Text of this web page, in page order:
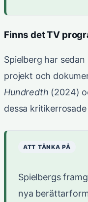
Finns det TV
Spielberg har
projekt och
Hundredth (2024)
dessa
ATT TÄNKA PÅ
Spielbergs
nya